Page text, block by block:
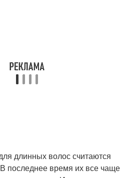
длинных волос считаются
последнее время их все чаще